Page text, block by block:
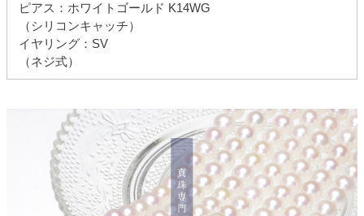
ピアス：ホワイトゴールド K14WG
（シリコンキャッチ）
イヤリング：SV
（ネジ式）